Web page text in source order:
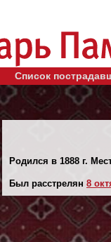
Список
Родился в 1888 г.
Был расстрелян 8